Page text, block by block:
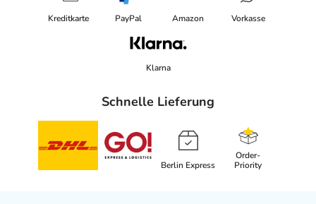
Kreditkarte PayPal Amazon Vorkasse
Klarna
Schnelle Lieferung
Berlin Express
Order-
Priority